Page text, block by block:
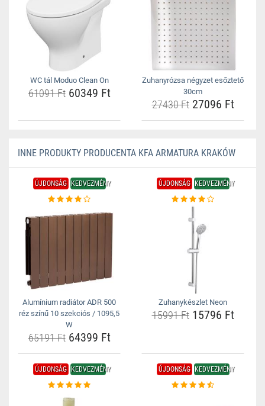
WC tál Moduo Clean On
61091 Ft60349 Ft
Zuhanyrózsa négyzet esőztető
30cm
27430 Ft27096 Ft
INNE PRODUKTY PRODUCENTA KFA ARMATURA KRAKÓW
ÚJDONSÁG KEDVEZMÉNY
Alumínium radiátor ADR 500
réz színű 10 szekciós / 1095,5
W
65191 Ft64399 Ft
ÚJDONSÁG KEDVEZMÉNY
Zuhanykészlet Neon
15991 Ft15796 Ft
ÚJDONSÁG KEDVEZMÉNY ÚJDONSÁG KEDVEZMÉNY